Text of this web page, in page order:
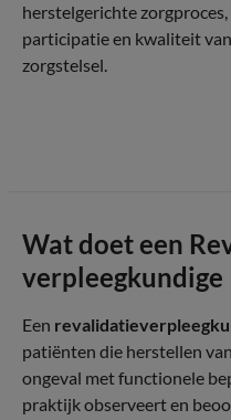
herstelgerichte
participatie en kwaliteit
zorgstelsel.
Wat doet een
verpleegkundige
Een
patiënten die herstellen
ongeval met functionele
praktijk observeert en